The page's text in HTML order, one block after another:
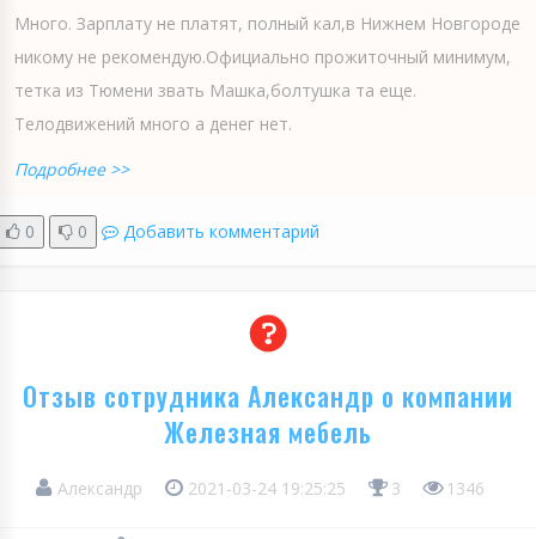
Много. Зарплату не платят, полный кал,в Нижнем Новгороде
никому не рекомендую.Официально прожиточный минимум,
тетка из Тюмени звать Машка,болтушка та еще.
Телодвижений много а денег нет.
Подробнее >>
0 0 Добавить комментарий
Отзыв сотрудника Александр о компании
Железная мебель
Александр 2021-03-24 19:25:25 3 1346